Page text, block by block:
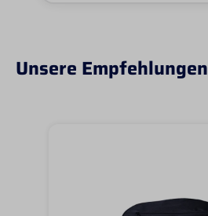
Unsere Empfehlungen